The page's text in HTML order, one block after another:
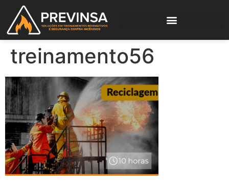
treinamento56